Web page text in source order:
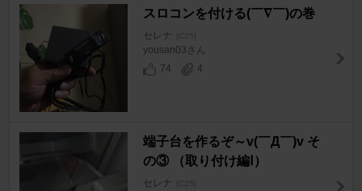
スロコンを付ける(￣∇￣)の巻
セレナ [C25]
yousan03さん
74
4
端子台を作るぞ～v(￣Д￣)v そ
の③ （取り付け編Ⅰ）
セレナ [C25]